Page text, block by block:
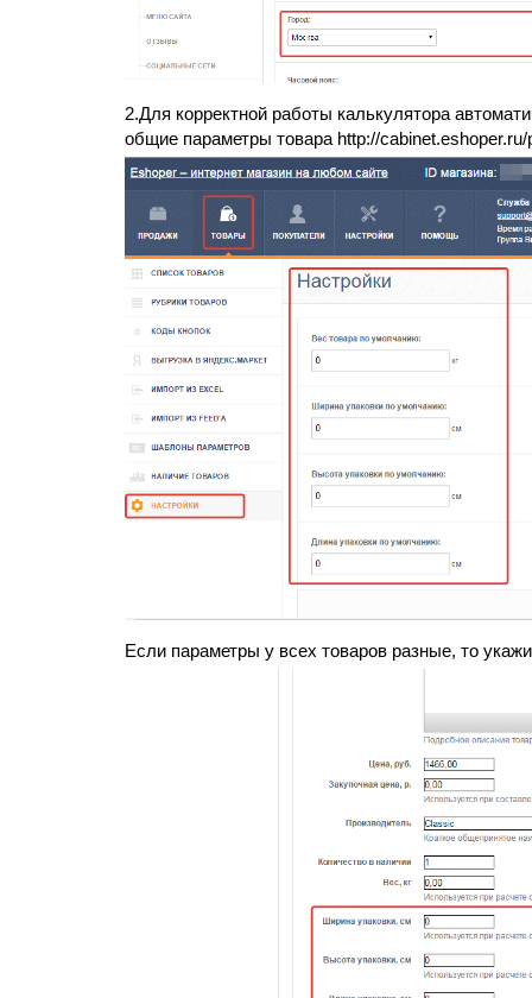
2.Для корректной работы калькулятора
общие параметры товара http://cabinet.eshoper.ru/
Если параметры у всех товаров разные, то